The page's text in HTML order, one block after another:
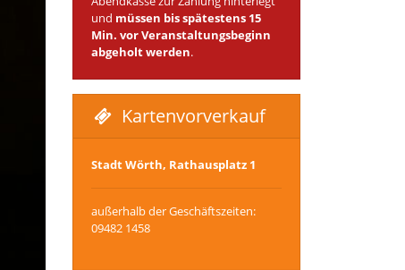
und müssen bis spätestens 15
Min. vor Veranstaltungsbeginn
abgeholt werden.
Kartenvorverkauf
Stadt Wörth, Rathausplatz 1
außerhalb der Geschäftszeiten:
09482 1458